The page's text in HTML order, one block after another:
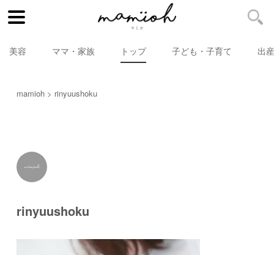
美容 ママ・家族 トップ 子ども・子育て 出
mamioh rinyuushoku
rinyuushoku